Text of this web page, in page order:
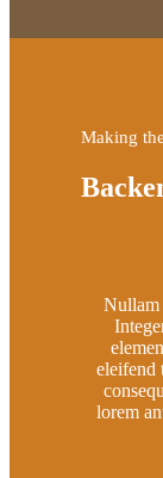
Making
Nullam
eleifend
lorem